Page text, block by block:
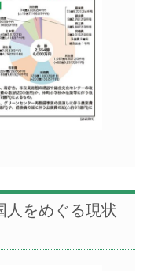
人をめぐる現状